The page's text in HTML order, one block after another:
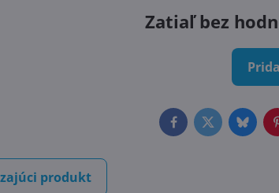
Zatiaľ bez
FacebookTwitter
produkt